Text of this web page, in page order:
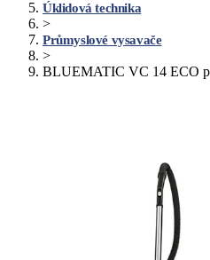
Úklidová technika
>
Průmyslové vysavače
>
BLUEMATIC VC 14 ECO